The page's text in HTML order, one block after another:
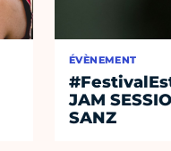
ÉVÈNEMENT
JAM
SANZ